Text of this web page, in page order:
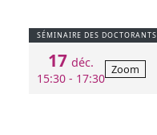
SÉMINAIRE DES DOCTORANTS
17 déc.
15:30 - 17:30
Zoom